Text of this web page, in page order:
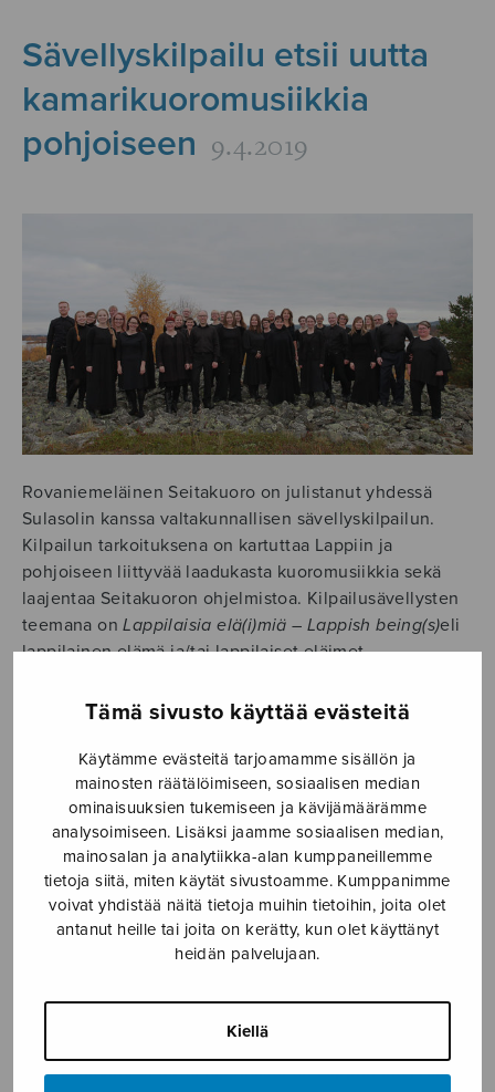
Tämä sivusto käyttää evästeitä
Käytämme evästeitä tarjoamamme sisällön ja
mainosten räätälöimiseen, sosiaalisen median
ominaisuuksien tukemiseen ja kävijämäärämme
analysoimiseen. Lisäksi jaamme sosiaalisen median,
mainosalan ja analytiikka-alan kumppaneillemme
tietoja siitä, miten käytät sivustoamme. Kumppanimme
voivat yhdistää näitä tietoja muihin tietoihin, joita olet
antanut heille tai joita on kerätty, kun olet käyttänyt
heidän palvelujaan.
Kiellä
Sävellyskilpailu etsii uutta
kamarikuoromusiikkia
pohjoiseen 9.4.2019
Rovaniemeläinen Seitakuoro on julistanut yhdessä
Sulasolin kanssa valtakunnallisen sävellyskilpailun.
Kilpailun tarkoituksena on kartuttaa Lappiin ja
pohjoiseen liittyvää laadukasta kuoromusiikkia sekä
laajentaa Seitakuoron ohjelmistoa. Kilpailusävellysten
teemana onLappilaisia elä(i)miä – Lappish being(s)eli
lappilainen elämä ja/tai lappilaiset eläimet.
Palkintosummina jaetaan yhteensä 5000 €. Kilpailun
Seitakuoron tavoitteena on kuoron perustamisesta 1961
lähtien ollut korkeatasoisen kuoromusiikin tuominen
Lappiin, maakunnallisesti merkittävien
konserttikokonaisuuksien ja uusien avauksien
toteuttaminen sekä lappilaisen musiikin laajempi
esiintuonti koko valtakunnan alueella. Seitakuoro onkin
kantaesittänyt useita lappilaisten säveltäjien teoksia,
järjestänyt sävellyskilpailuja, tilannut teoksia suoraan
Viime aikoina ei uutta lappilaista tai Lappiin liittyvää